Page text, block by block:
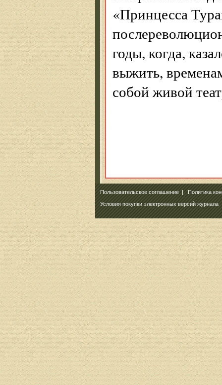
«Принцесса
годы, когда,
выжить,
собой живой
Пользовательское соглашение|Политика
Условия покупки электронных версий журнала